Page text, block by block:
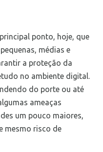
ponto, hoje, que
médias e
a proteção da
no ambiente digital.
do porte ou até
ameaças
um pouco maiores,
mesmo risco de